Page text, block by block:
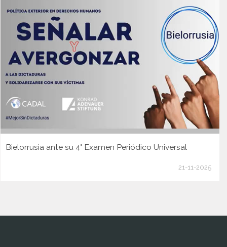
Bielorrusia ante su 4° Examen Periódico Universal
21-11-2025